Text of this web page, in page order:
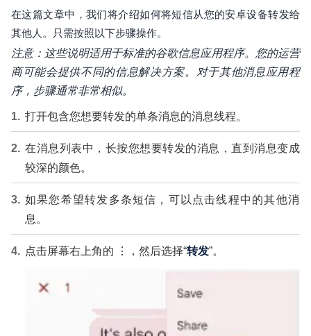
在这篇文章中，我们将介绍如何将短信从您的安卓设备转发给
其他人。只需按照以下步骤操作。
注意：这些说明适用于标准的谷歌信息应用程序。您的运营
商可能会提供不同的信息解决方案。对于其他消息应用程
序，步骤通常非常相似。
打开包含您想要转发的单条消息的消息线程。
在消息列表中，长按您想要转发的消息，直到消息变成
较深的颜色。
如果您希望转发多条短信，可以点击线程中的其他消
息。
点击屏幕右上角的 ⋮，然后选择“转发”。